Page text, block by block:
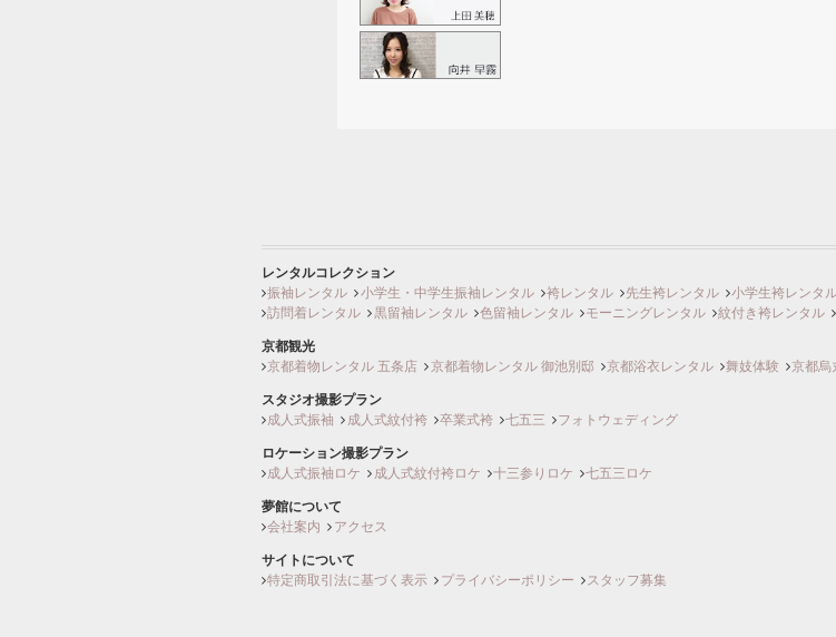
レンタルコレクション
振袖レンタル
小学生・中学生振袖レンタル 袴レンタル 先生袴レンタル 小学生袴レンタ
訪問着レンタル
黒留袖レンタル 色留袖レンタル モーニングレンタル 紋付き袴レンタル
京都観光
京都着物レンタル 五条店
京都着物レンタル 御池別邸 京都浴衣レンタル 舞妓体験 京都烏
スタジオ撮影プラン
成人式振袖
成人式紋付袴 卒業式袴 七五三 フォトウェディング
ロケーション撮影プラン
成人式振袖ロケ
成人式紋付袴ロケ 十三参りロケ 七五三ロケ
夢館について
会社案内
アクセス
サイトについて
特定商取引法に基づく表示
プライバシーポリシー スタッフ募集